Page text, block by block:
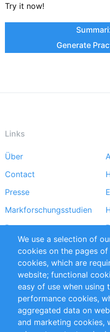
Try it now!
Generate
Links
Footer
menu
Über
Contact
Presse
Markforschungsstudien
Partners
RSS-Feed
Privacy Policy
Impressum
Customer Support
We use a selection of
cookies on the pages
cookies, which are
website; functional
easy of use when using
performance cookies,
aggregated data on
and marketing cookies,